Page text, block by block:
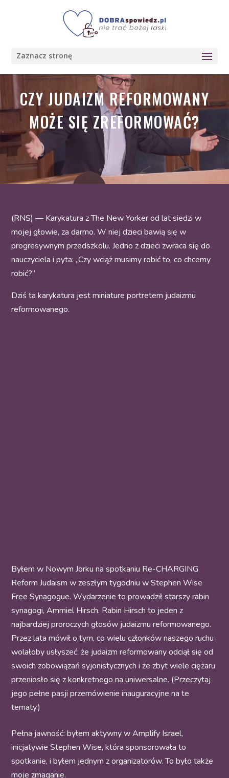
Zaznacz stronę
CZY JUDAIZM REFORMOWANY
MOŻE SIĘ ZREFORMOWAĆ?
(RNS) — Karykatura z The New Yorker od lat siedzi w
mojej głowie, za darmo. W niej dzieci bawią się w
progresywnym przedszkolu. Jedno z dzieci zwraca się do
nauczyciela i pyta: „Czy wciąż musimy robić to, co chcemy
robić?”
Dziś ta karykatura jest miniature portretem judaizmu
reformowanego.
Byłem w Nowym Jorku na spotkaniu Re-CHARGING
Reform Judaism w zeszłym tygodniu w Stephen Wise
Free Synagogue. Wydarzenie to prowadził starszy rabin
synagogi, Ammiel Hirsch. Rabin Hirsch to jeden z
najbardziej proroczych głosów judaizmu reformowanego.
Przez lata mówił o tym, co wielu członków naszego ruchu
wolałoby usłyszeć: że judaizm reformowany odciął się od
swoich zobowiązań syjonistycznych i że zbyt wiele ciężaru
przeniosło się z konkretnego na uniwersalne. (Przeczytaj
jego pełne pasji przemówienie inauguracyjne na te
tematy.)
Pełna jawność: byłem aktywny w Amplify Israel,
inicjatywie Stephen Wise, która sponsorowała to
spotkanie, i byłem jednym z organizatorów. To było także
moje zmaganie.